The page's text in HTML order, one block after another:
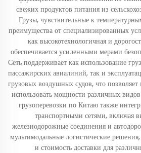
свежих продуктов питания из
Грузы, чувствительные к
преимущества от специализированных
как высокотехнологичная и
обеспечивается усиленными мерами
Сеть поддерживает как использование
пассажирских авиалиний, так и
грузовых воздушных судов, что
использовать мощности различных
грузоперевозки по Китаю также
транспортными сетями, включая
железнодорожные соединения и
мультимодальные логистические
и стоимость доставки для